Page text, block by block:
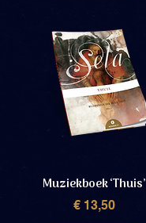
Muziekboek ‘Thuis’
Prijs
€ 13,50